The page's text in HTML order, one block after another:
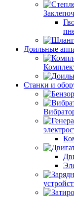
Доильные
Станки и